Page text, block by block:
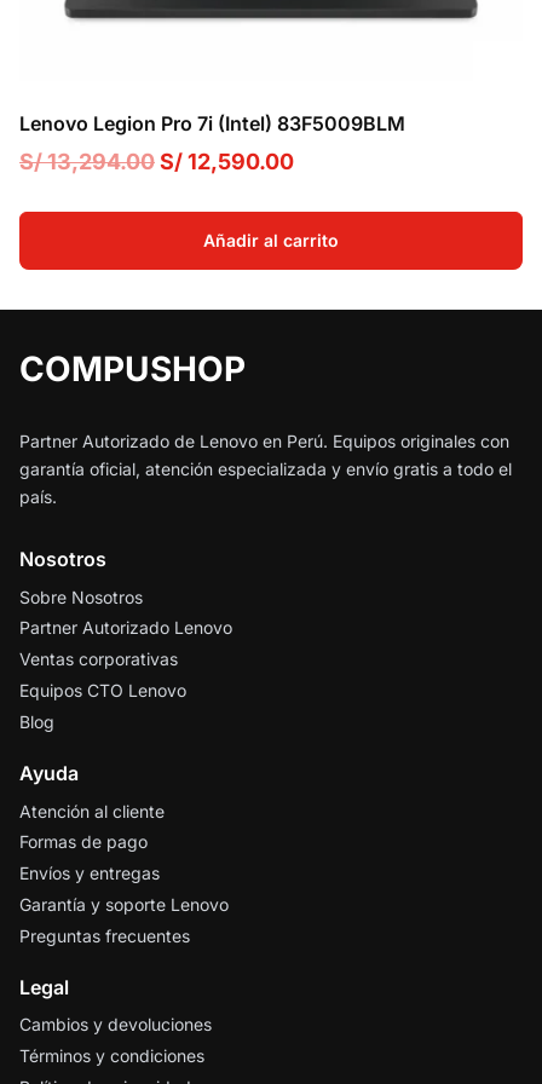
Lenovo Legion Pro 7i (Intel) 83F5009BLM
S/13,294.00El
original
S/ 13,294.00.
S/12,590.00El
actual
es:
S/ 12,590.00.
Añadir al carrito
COMPUSHOP
Partner Autorizado de Lenovo en Perú. Equipos originales con
garantía oficial, atención especializada y envío gratis a todo el
país.
Nosotros
Sobre Nosotros
Partner Autorizado Lenovo
Ventas corporativas
Equipos CTO Lenovo
Blog
Ayuda
Atención al cliente
Formas de pago
Envíos y entregas
Garantía y soporte Lenovo
Preguntas frecuentes
Legal
Cambios y devoluciones
Términos y condiciones